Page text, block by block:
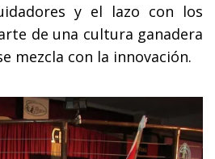
y el lazo con los
de una cultura ganadera
mezcla con la innovación.